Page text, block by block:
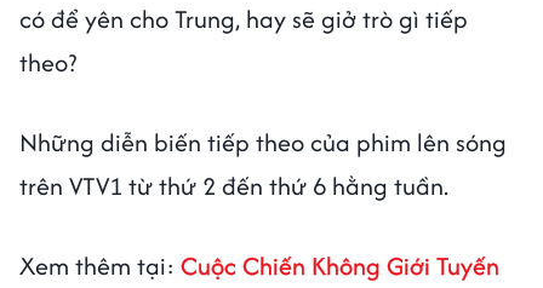
có để yên cho Trung, hay sẽ giở trò gì tiếp
theo?
Những diễn biến tiếp theo của phim lên sóng
trên VTV1 từ thứ 2 đến thứ 6 hằng tuần.
Xem thêm tại: Cuộc Chiến Không Giới Tuyến